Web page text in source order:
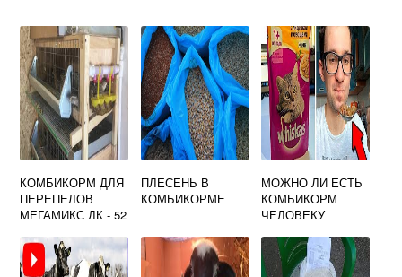
КОМБИКОРМ ДЛЯ
ПЕРЕПЕЛОВ
МЕГАМИКС ДК - 52
ПЛЕСЕНЬ В
КОМБИКОРМЕ
МОЖНО ЛИ ЕСТЬ
КОМБИКОРМ
ЧЕЛОВЕКУ